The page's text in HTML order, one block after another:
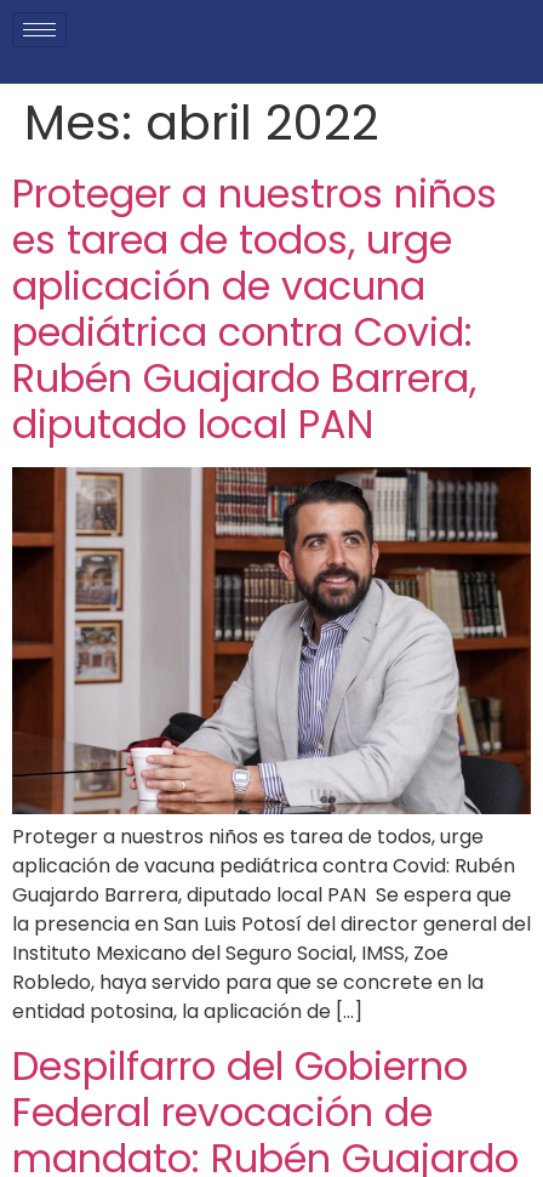
Mes: abril 2022
Proteger a nuestros niños
es tarea de todos, urge
aplicación de vacuna
pediátrica contra Covid:
Rubén Guajardo Barrera,
diputado local PAN
Proteger a nuestros niños es tarea de todos, urge
aplicación de vacuna pediátrica contra Covid: Rubén
Guajardo Barrera, diputado local PAN Se espera que
la presencia en San Luis Potosí del director general del
Instituto Mexicano del Seguro Social, IMSS, Zoe
Robledo, haya servido para que se concrete en la
entidad potosina, la aplicación de […]
Despilfarro del Gobierno
Federal revocación de
mandato: Rubén Guajardo